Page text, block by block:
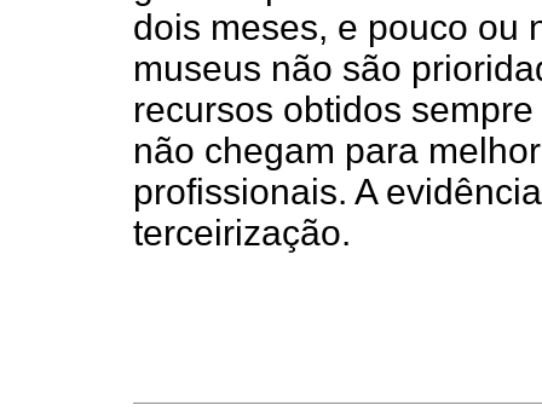
dois meses, e pouco ou
museus não são
recursos obtidos
não chegam para
profissionais. A
terceirização.